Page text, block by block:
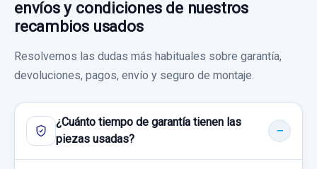
Consultar por whatsapp
MANDO LIMPIA
SAAB 9-5 BERLINA 1.9 TID LINEAR SPORT
Ref:430580
25,00 €
CONSOLA CENTRAL 12758679
CONSOLA CENTRAL 12758679 usado.
envíos y condiciones de nuestros
recambios usados
Resolvemos las dudas más habituales sobre garantía,
devoluciones, pagos, envío y seguro de montaje.
¿Cuánto tiempo de garantía tienen las
piezas usadas?